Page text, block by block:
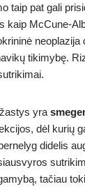
taip pat gali
kaip McCune-
neoplazija
tikimybę.
yra
dėl kurių
didelis
tačiau